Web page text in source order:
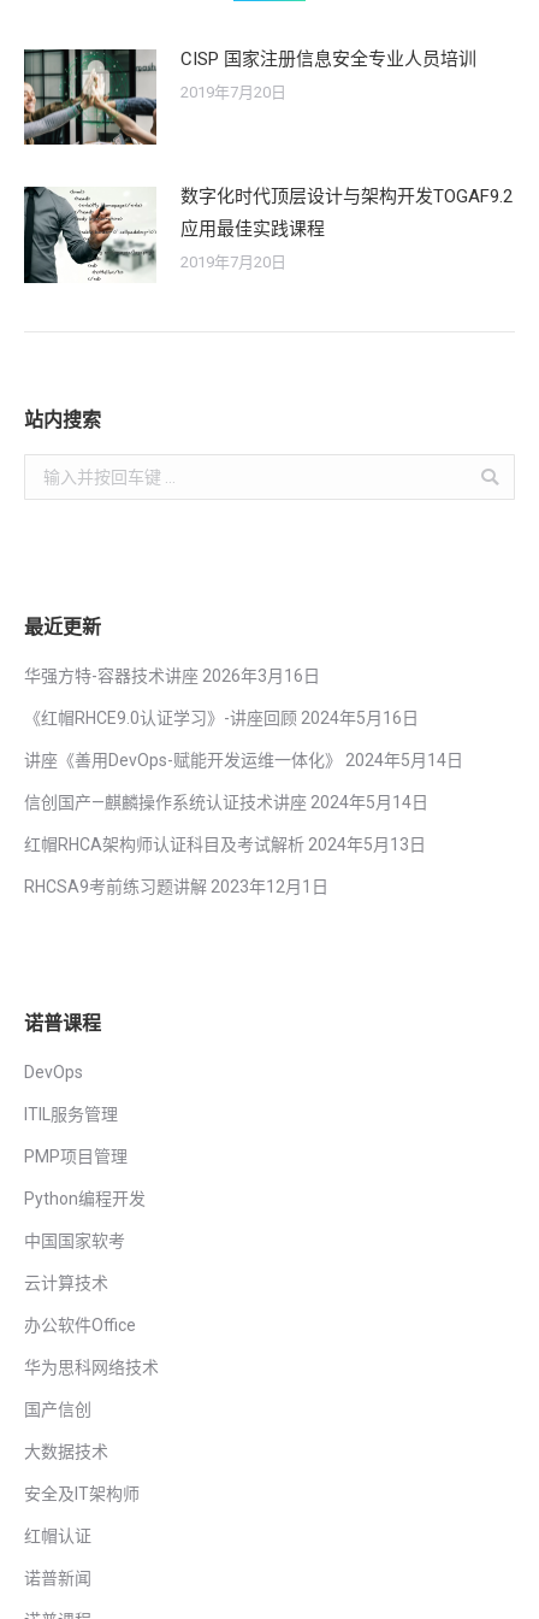
CISP 国家注册信息安全专业人员培训
2019年7月20日
数字化时代顶层设计与架构开发TOGAF9.2
应用最佳实践课程
2019年7月20日
站内搜索
Search:
最近更新
华强方特-容器技术讲座2026年3月16日
《红帽RHCE9.0认证学习》-讲座回顾2024年5月16日
讲座《善用DevOps-赋能开发运维一体化》 2024年5月14日
信创国产—麒麟操作系统认证技术讲座2024年5月14日
红帽RHCA架构师认证科目及考试解析2024年5月13日
RHCSA9考前练习题讲解2023年12月1日
诺普课程
DevOps
ITIL服务管理
PMP项目管理
Python编程开发
中国国家软考
云计算技术
办公软件Office
华为思科网络技术
国产信创
大数据技术
安全及IT架构师
红帽认证
诺普新闻